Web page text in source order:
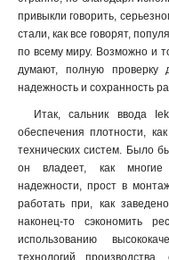
привыкли говорить,
стали, как все говорят,
по всему миру. Возможно и
думают, полную проверку
надежность и сохранность
Итак, сальник ввода
обеспечения плотности,
технических систем. Было
он владеет, как многие
надежности, прост в
работать при, как
наконец-то сэкономить
использованию
технологий